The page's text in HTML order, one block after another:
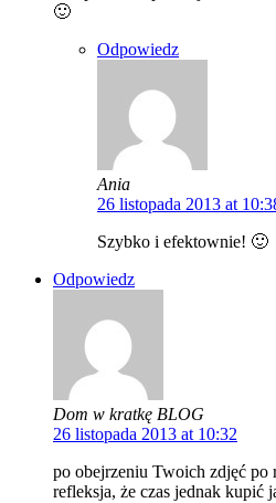
🙂
Odpowiedz
Ania
26 listopada 2013 at
Szybko i efektownie! 🙂
Odpowiedz
Dom w kratkę BLOG
26 listopada 2013 at 10:32
po obejrzeniu Twoich zdjęć po
refleksja, że czas jednak kupić